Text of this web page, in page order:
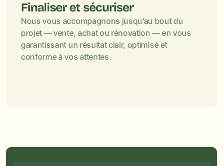
Finaliser et sécuriser
Nous vous accompagnons jusqu’au bout du
projet — vente, achat ou rénovation — en vous
garantissant un résultat clair, optimisé et
conforme à vos attentes.